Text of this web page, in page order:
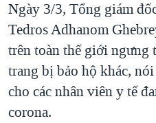
CHI PHÍ CHIẾN TRANH
CÁC GIÁ TRỊ CỘNG HÒA Ở
THƯỢNG ĐỈNH TRUMP-KIM
TRỊNH VĨNH BÌNH VS.
NGƯ DÂN VIỆT VÀ LÀN
Ngày 3/3, Tổng giám
Tedros Adhanom
trên toàn thế giới ngưng
trang bị bảo hộ khác,
cho các nhân viên y tế
corona.